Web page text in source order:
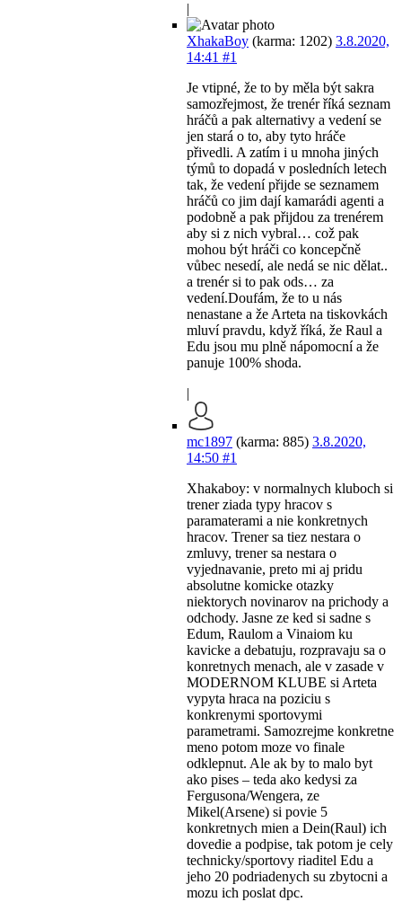
|
XhakaBoy (karma: 1202) 3.8.2020,
14:41 #1
Je vtipné, že to by měla být sakra
samozřejmost, že trenér říká seznam
hráčů a pak alternativy a vedení se
jen stará o to, aby tyto hráče
přivedli. A zatím i u mnoha jiných
týmů to dopadá v posledních letech
tak, že vedení přijde se seznamem
hráčů co jim dají kamarádi agenti a
podobně a pak přijdou za trenérem
aby si z nich vybral… což pak
mohou být hráči co koncepčně
vůbec nesedí, ale nedá se nic dělat..
a trenér si to pak ods… za
vedení.Doufám, že to u nás
nenastane a že Arteta na tiskovkách
mluví pravdu, když říká, že Raul a
Edu jsou mu plně nápomocní a že
panuje 100% shoda.
|
mc1897 (karma: 885) 3.8.2020,
14:50 #1
Xhakaboy: v normalnych kluboch si
trener ziada typy hracov s
paramaterami a nie konkretnych
hracov. Trener sa tiez nestara o
zmluvy, trener sa nestara o
vyjednavanie, preto mi aj pridu
absolutne komicke otazky
niektorych novinarov na prichody a
odchody. Jasne ze ked si sadne s
Edum, Raulom a Vinaiom ku
kavicke a debatuju, rozpravaju sa o
konretnych menach, ale v zasade v
MODERNOM KLUBE si Arteta
vypyta hraca na poziciu s
konkrenymi sportovymi
parametrami. Samozrejme konkretne
meno potom moze vo finale
odklepnut. Ale ak by to malo byt
ako pises – teda ako kedysi za
Fergusona/Wengera, ze
Mikel(Arsene) si povie 5
konkretnych mien a Dein(Raul) ich
dovedie a podpise, tak potom je cely
technicky/sportovy riaditel Edu a
jeho 20 podriadenych su zbytocni a
mozu ich poslat dpc.